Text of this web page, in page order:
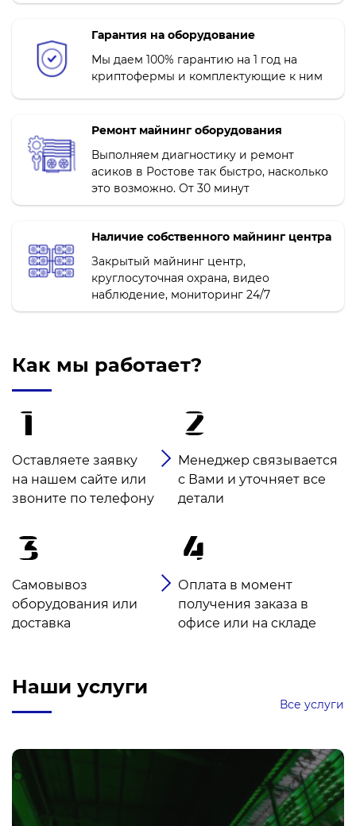
Гарантия на оборудование
Мы даем 100% гарантию на 1 год на
криптофермы и комплектующие к ним
Ремонт майнинг оборудования
Выполняем диагностику и ремонт
асиков в Ростове так быстро, насколько
это возможно. От 30 минут
Наличие собственного майнинг центра
Закрытый майнинг центр,
круглосуточная охрана, видео
наблюдение, мониторинг 24/7
Как мы работает?
Оставляете заявку
на нашем сайте или
звоните по телефону
Менеджер связывается
с Вами и уточняет все
детали
Самовывоз
оборудования или
доставка
Оплата в момент
получения заказа в
офисе или на складе
Наши услуги
Все услуги